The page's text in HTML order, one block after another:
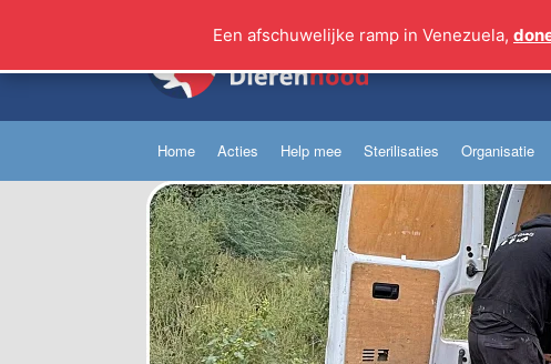
inhoud
Home Acties Help mee Sterilisaties Organisatie
Een afschuwelijke ramp in Venezuela,